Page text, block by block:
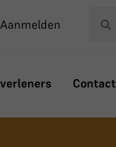
Aanmelden
Contact